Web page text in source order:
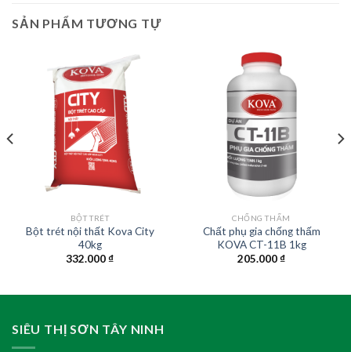
SẢN PHẨM TƯƠNG TỰ
BỘT TRÉT
Bột trét nội thất Kova City
40kg
332.000₫
CHỐNG THẤM
Chất phụ gia chống thấm
KOVA CT-11B 1kg
205.000₫
SIÊU THỊ SƠN TÂY NINH